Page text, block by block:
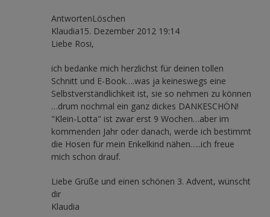
AntwortenLöschen
Klaudia15. Dezember 2012 19:14
Liebe Rosi,
ich bedanke mich herzlichst für deinen tollen
Schnitt und E-Book….was ja keineswegs eine
Selbstverständlichkeit ist, sie so nehmen zu können
…drum nochmal ein ganz dickes DANKESCHÖN!
"Klein-Lotta" ist zwar erst 9 Wochen…aber im
kommenden Jahr oder danach, werde ich bestimmt
die Hosen für mein Enkelkind nähen…..ich freue
mich schon drauf.
Liebe Grüße und einen schönen 3. Advent, wünscht
dir
Klaudia